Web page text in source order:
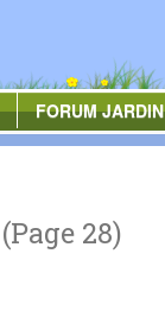
FORUMJARDIN
(Page 28)